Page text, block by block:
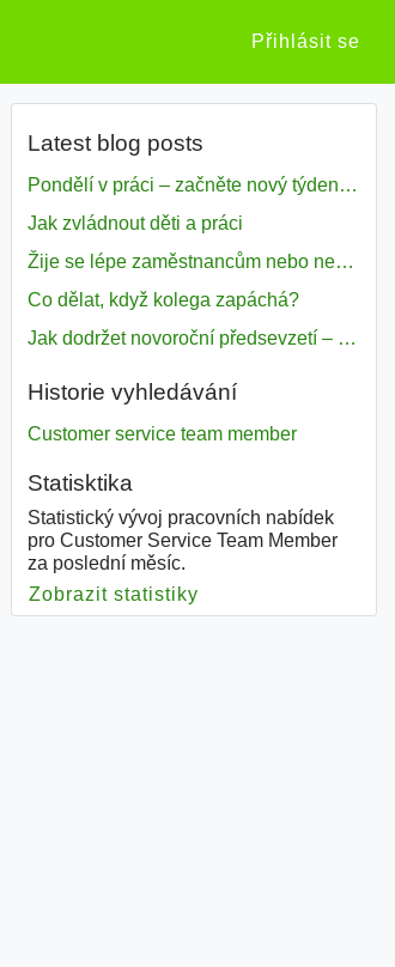
Přihlásit se
Latest blog posts
Pondělí v práci – začněte nový týden s motivací
Jak zvládnout děti a práci
Žije se lépe zaměstnancům nebo nezavislým pracovníkům
Co dělat, když kolega zapáchá?
Jak dodržet novoroční předsevzetí – naše tipy pro dobrý začátek roku 2018
Historie vyhledávání
Customer service team member
Statisktika
Statistický vývoj pracovních nabídek
pro Customer Service Team Member
za poslední měsíc.
Zobrazit statistiky